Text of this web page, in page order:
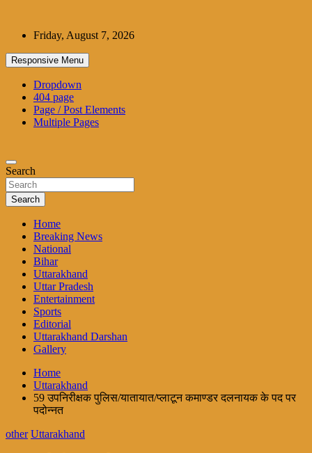
contentFriday, August 7, 2026
Responsive Menu
Dropdown
404 page
Page / Post Elements
Multiple Pages
Search
Search
Home
Breaking News
National
Bihar
Uttarakhand
Uttar Pradesh
Entertainment
Sports
Editorial
Uttarakhand Darshan
Gallery
Home
Uttarakhand
59 उपनिरीक्षक पुलिस/यातायात/प्लाटून कमाण्डर दलनायक के पद पर
पदोन्नत
other Uttarakhand